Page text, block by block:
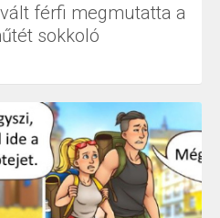
férfi megmutatta a
sokkoló